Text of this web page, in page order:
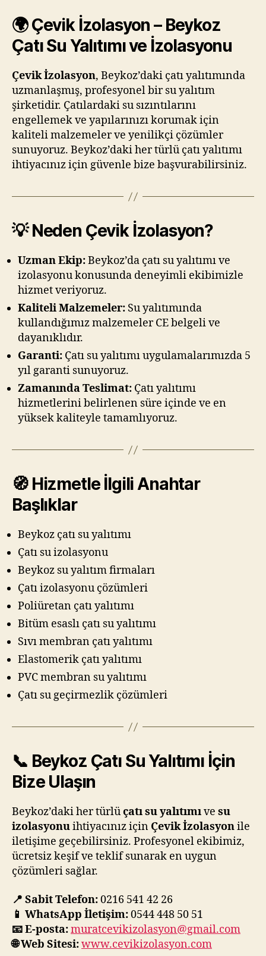
🌍 Çevik İzolasyon – Beykoz
Çatı Su Yalıtımı ve İzolasyonu
Çevik İzolasyon, Beykoz’daki çatı yalıtımında
uzmanlaşmış, profesyonel bir su yalıtım
şirketidir. Çatılardaki su sızıntılarını
engellemek ve yapılarınızı korumak için
kaliteli malzemeler ve yenilikçi çözümler
sunuyoruz. Beykoz’daki her türlü çatı yalıtımı
ihtiyacınız için güvenle bize başvurabilirsiniz.
💡 Neden Çevik İzolasyon?
Uzman Ekip:Beykoz’da çatı su yalıtımı ve
izolasyonu konusunda deneyimli ekibimizle
hizmet veriyoruz.
Kaliteli Malzemeler: Su yalıtımında
kullandığımız malzemeler CE belgeli ve
dayanıklıdır.
Garanti: Çatı su yalıtımı uygulamalarımızda 5
yıl garanti sunuyoruz.
Zamanında Teslimat: Çatı yalıtımı
hizmetlerini belirlenen süre içinde ve en
yüksek kaliteyle tamamlıyoruz.
🧭 Hizmetle İlgili Anahtar
Başlıklar
Beykoz çatı su yalıtımı
Çatı su izolasyonu
Beykoz su yalıtım firmaları
Çatı izolasyonu çözümleri
Poliüretan çatı yalıtımı
Bitüm esaslı çatı su yalıtımı
Sıvı membran çatı yalıtımı
Elastomerik çatı yalıtımı
PVC membran su yalıtımı
Çatı su geçirmezlik çözümleri
📞 Beykoz Çatı Su Yalıtımı İçin
Bize Ulaşın
Beykoz’daki her türlüçatı su yalıtımıve su
izolasyonuihtiyacınız için Çevik İzolasyonile
iletişime geçebilirsiniz. Profesyonel ekibimiz,
ücretsiz keşif ve teklif sunarak en uygun
çözümleri sağlar.
📍 Sabit Telefon:0216 541 42 26
📱 WhatsApp İletişim:0544 448 50 51
📧 E-posta:muratcevikizolasyon@gmail.com
🌐 Web Sitesi:www.cevikizolasyon.com